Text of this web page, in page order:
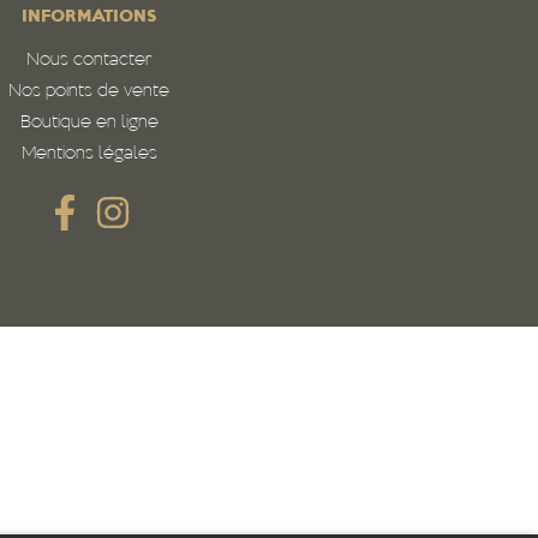
INFORMATIONS
Nous contacter
Nos points de vente
Boutique en ligne
Mentions légales